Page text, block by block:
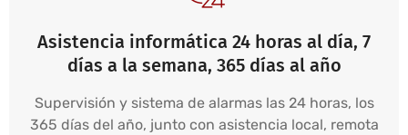
Asistencia informática 24 horas al día, 7
días a la semana, 365 días al año
Supervisión y sistema de alarmas las 24 horas, los
365 días del año, junto con asistencia local, remota